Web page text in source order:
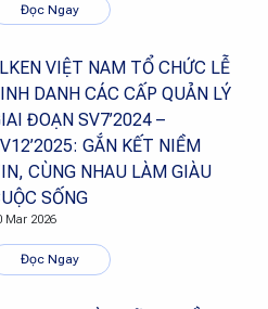
Đọc Ngay
VIỆT NAM TỔ CHỨC LỄ
DANH CÁC CẤP QUẢN LÝ
ĐOẠN SV7’2024 –
GẮN KẾT NIỀM
CÙNG NHAU LÀM GIÀU
SỐNG
Mar 2026
Đọc Ngay